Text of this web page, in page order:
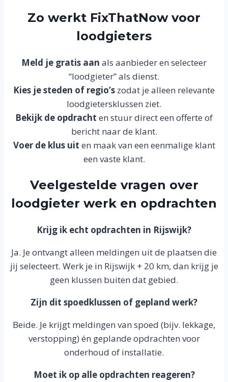
Zo werkt FixThatNow voor
loodgieters
Meld je gratis aan als aanbieder en selecteer
“loodgieter” als dienst.
Kies je steden of regio’s zodat je alleen relevante
loodgietersklussen ziet.
Bekijk de opdracht en stuur direct een offerte of
bericht naar de klant.
Voer de klus uit en maak van een eenmalige klant
een vaste klant.
Veelgestelde vragen over
loodgieter werk en opdrachten
Krijg ik echt opdrachten in Rijswijk?
Ja. Je ontvangt alleen meldingen uit de plaatsen die
jij selecteert. Werk je in Rijswijk + 20 km, dan krijg je
geen klussen buiten dat gebied.
Zijn dit spoedklussen of gepland werk?
Beide. Je krijgt meldingen van spoed (bijv. lekkage,
verstopping) én geplande opdrachten voor
onderhoud of installatie.
Moet ik op alle opdrachten reageren?